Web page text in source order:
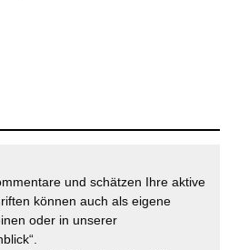
und schätzen Ihre aktive
können auch als eigene
oder in unserer